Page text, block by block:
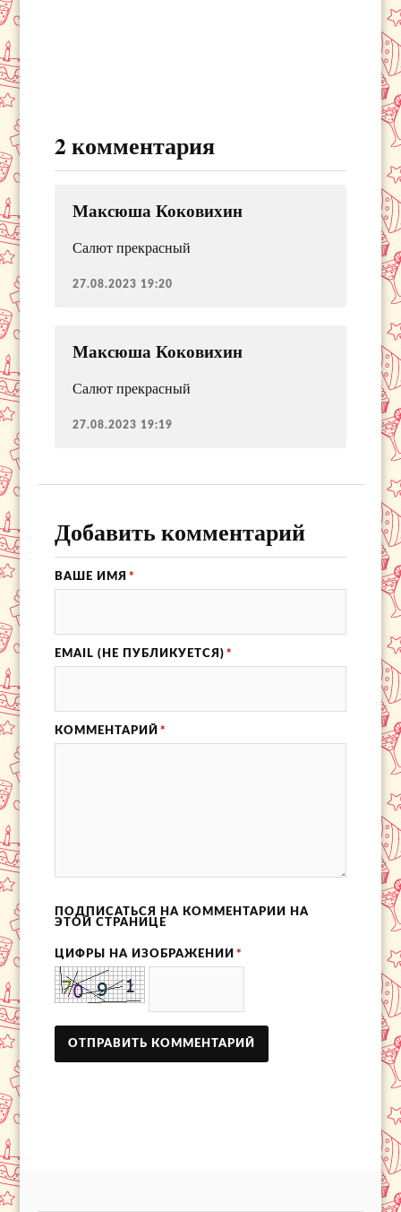
2 комментария
Максюша Коковихин
Салют прекрасный
27.08.2023 19:20
Максюша Коковихин
Салют прекрасный
27.08.2023 19:19
Добавить комментарий
ВАШЕ ИМЯ *
EMAIL (НЕ ПУБЛИКУЕТСЯ) *
КОММЕНТАРИЙ *
ПОДПИСАТЬСЯ НА КОММЕНТАРИИ НА
ЭТОЙ СТРАНИЦЕ
ЦИФРЫ НА ИЗОБРАЖЕНИИ *